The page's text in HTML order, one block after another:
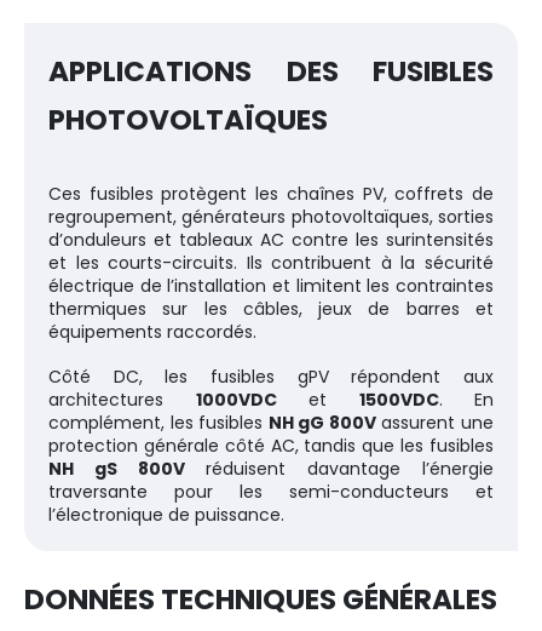
APPLICATIONS DES FUSIBLES
PHOTOVOLTAÏQUES
Ces fusibles protègent les chaînes PV, coffrets de
regroupement, générateurs photovoltaïques, sorties
d’onduleurs et tableaux AC contre les surintensités
et les courts-circuits. Ils contribuent à la sécurité
électrique de l’installation et limitent les contraintes
thermiques sur les câbles, jeux de barres et
équipements raccordés.
Côté DC, les fusibles gPV répondent aux
architectures 1000VDCet 1500VDC. En
complément, les fusibles NH gG 800Vassurent une
protection générale côté AC, tandis que les fusibles
NH gS 800Vréduisent davantage l’énergie
traversante pour les semi-conducteurs et
l’électronique de puissance.
DONNÉES TECHNIQUES GÉNÉRALES